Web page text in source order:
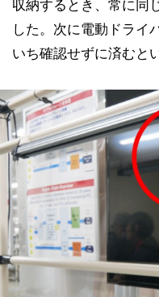
収納するとき、常に同
した。次に電動ドライ
いち確認せずに済むと